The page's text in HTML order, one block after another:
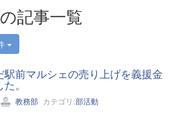
記事一覧
駅前マルシェの売り上げを義援金
た。
教務部 カテゴリ:部活動